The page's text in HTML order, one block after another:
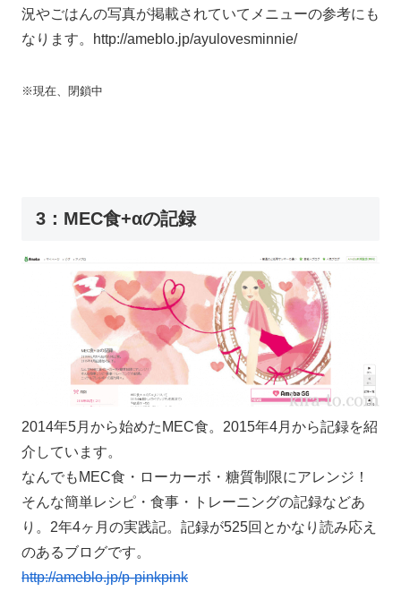
況やごはんの写真が掲載されていてメニューの参考にも
なります。http://ameblo.jp/ayulovesminnie/
※現在、閉鎖中
3：MEC食+αの記録
2014年5月から始めたMEC食。2015年4月から記録を紹
介しています。
なんでもMEC食・ローカーボ・糖質制限にアレンジ！
そんな簡単レシピ・食事・トレーニングの記録などあ
り。2年4ヶ月の実践記。記録が525回とかなり読み応え
のあるブログです。
http://ameblo.jp/p-pinkpink